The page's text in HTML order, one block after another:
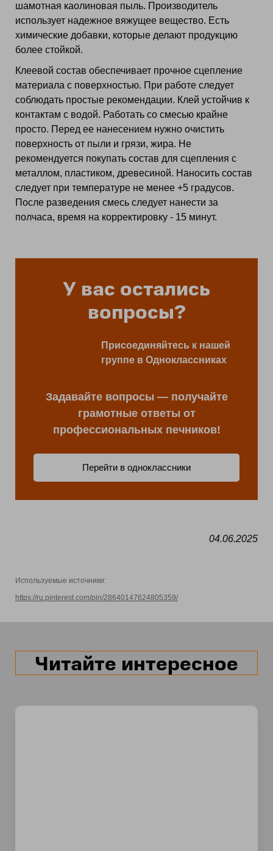
шамотная каолиновая пыль. Производитель
использует надежное вяжущее вещество. Есть
химические добавки, которые делают продукцию
более стойкой.
Клеевой состав обеспечивает прочное сцепление
материала с поверхностью. При работе следует
соблюдать простые рекомендации. Клей устойчив к
контактам с водой. Работать со смесью крайне
просто. Перед ее нанесением нужно очистить
поверхность от пыли и грязи, жира. Не
рекомендуется покупать состав для сцепления с
металлом, пластиком, древесиной. Наносить состав
следует при температуре не менее +5 градусов.
После разведения смесь следует нанести за
полчаса, время на корректировку - 15 минут.
У вас остались
вопросы?
Присоединяйтесь к нашей
группе в Одноклассниках
Задавайте вопросы — получайте
грамотные ответы от
профессиональных печников!
Перейти в одноклассники
04.06.2025
Используемые источники:
https://ru.pinterest.com/pin/28640147624805359/
Читайте интересное